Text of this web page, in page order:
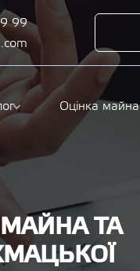
99
Оцінка майна
ТА